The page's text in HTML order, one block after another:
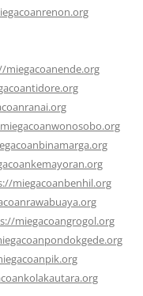
miegacoanende.org
miegacoanbenhil.org
miegacoangrogol.org